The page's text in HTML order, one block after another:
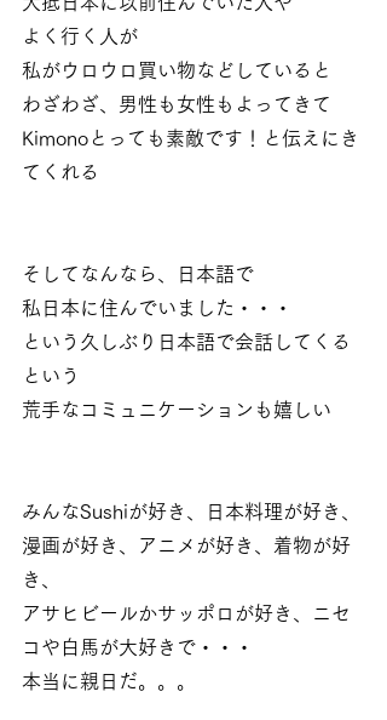
よく行く人が
私がウロウロ買い物などしていると
わざわざ、男性も女性もよってきて
Kimonoとっても素敵です！と伝えにき
てくれる
そしてなんなら、日本語で
私日本に住んでいました・・・
という久しぶり日本語で会話してくる
という
荒手なコミュニケーションも嬉しい
みんなSushiが好き、日本料理が好き、
漫画が好き、アニメが好き、着物が好
き、
アサヒビールかサッポロが好き、ニセ
コや白馬が大好きで・・・
本当に親日だ。。。